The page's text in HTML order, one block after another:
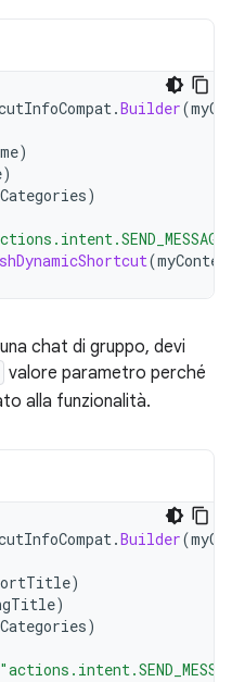
.Builder(
)
)
)
(
chat di gruppo, devi
valore parametro perché
alla funzionalità.
.Builder(
)
)
)